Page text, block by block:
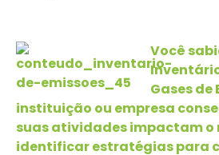
Você
Gases de
instituição ou empresa
suas atividades impactam o
identificar estratégias para